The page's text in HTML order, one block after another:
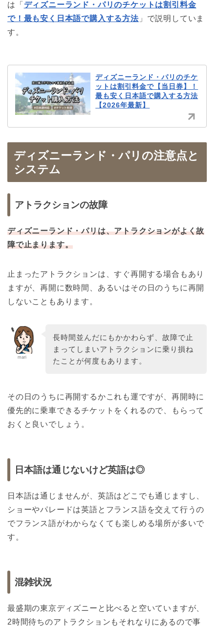
は「 ディズニーランド・パリのチケットは割引料金
で！最も安く日本語で購入する方法」で説明していま
す。
ディズニーランド・パリのチケ
ットは割引料金で【当日券】！
最も安く日本語で購入する方法
【2026年最新】
ディズニーランド・パリの注意点と
システム
アトラクションの故障
ディズニーランド・パリは、アトラクションがよく故
障で止まります。
止まったアトラクションは、すぐ再開する場合もあり
ますが、再開に数時間、あるいはその日のうちに再開
しないこともあります。
mari
長時間並んだにもかかわらず、故障で止
まってしまいアトラクションに乗り損ね
たことが何度もあります。
その日のうちに再開するかこれも運ですが、再開時に
優先的に乗車できるチケットをくれるので、もらって
おくと良いでしょう。
日本語は通じないけど英語は◎
日本語は通じませんが、英語はどこでも通じますし、
ショーやパレードは英語とフランス語を交えて行うの
でフランス語がわからなくても楽しめる場所が多いで
す。
混雑状況
最盛期の東京ディズニーと比べると空いていますが、
2時間待ちのアトラクションもそれなりにあるので事